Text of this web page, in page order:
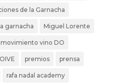
de la Garnacha
garnacha Miguel Lorente
movimiento vino DO
OIVE premios prensa
rafa nadal academy